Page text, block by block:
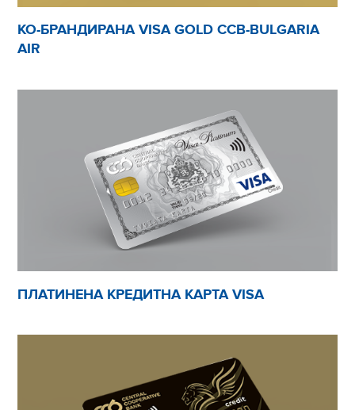
КО-БРАНДИРАНА VISA GOLD CCB-BULGARIA
AIR
ПЛАТИНЕНА КРЕДИТНА КАРТА VISA